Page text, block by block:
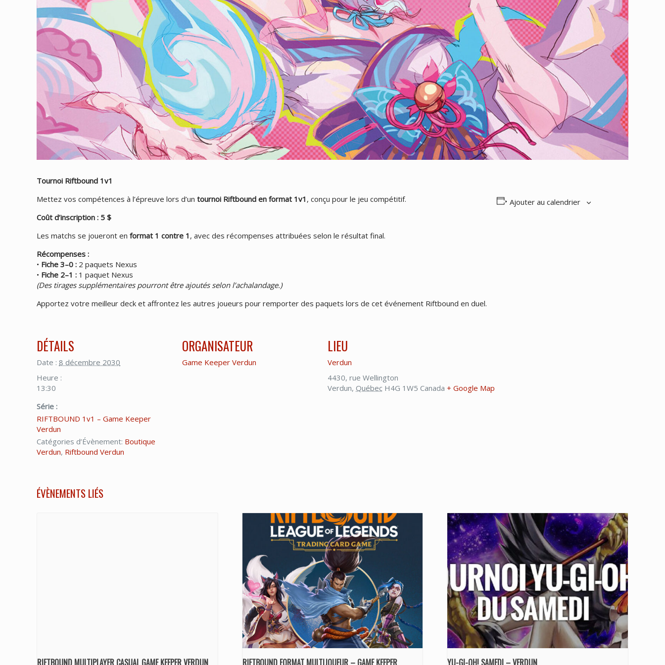
Tournoi Riftbound 1v1
Mettez vos compétences à l’épreuve lors d’untournoi Riftbound en format 1v1 , conçu pour le jeu compétitif.
Coût d’inscription : 5 $
Les matchs se joueront enformat 1 contre 1 , avec des récompenses attribuées selon le résultat final.
Récompenses :
• Fiche 3–0 : 2 paquets Nexus
• Fiche 2–1 : 1 paquet Nexus
(Des tirages supplémentaires pourront être ajoutés selon l’achalandage.)
Apportez votre meilleur deck et affrontez les autres joueurs pour remporter des paquets lors de cet événement Riftbound en duel.
Ajouter au calendrier
DÉTAILS
Date : 8 décembre 2030
Heure :
13:30
Série :
RIFTBOUND 1v1 – Game Keeper
Verdun
Catégories d’Évènement: Boutique
Verdun, Riftbound Verdun
ORGANISATEUR
Game Keeper Verdun
LIEU
Verdun
4430, rue Wellington
Verdun, Québec H4G 1W5 Canada + Google Map
ÉVÈNEMENTS LIÉS
RIFTBOUND MULTIPLAYER CASUAL GAME KEEPER VERDUN RIFTBOUND FORMAT MULTIJOUEUR – GAME KEEPER YU-GI-OH! SAMEDI – VERDUN